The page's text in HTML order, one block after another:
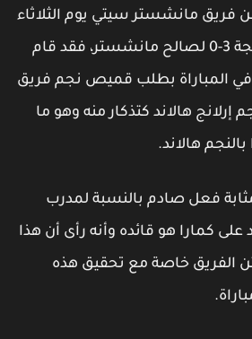
مانشستر سيتي يوم الثلاثاء
الماضي حيث كانت النتيجة 3-0 لصالح مانشستر، فقد قام
المباراة بطلب قميص نجم فريق
هالاند كتذكار منه وهو ما
هالاند.
فعل صادم بالنسبة لمدرب
كمارا هو قائده وأنه رأى أن هذا
الفريق خاصة مع تحقيق هذه